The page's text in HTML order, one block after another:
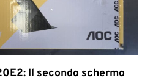
Il secondo schermo